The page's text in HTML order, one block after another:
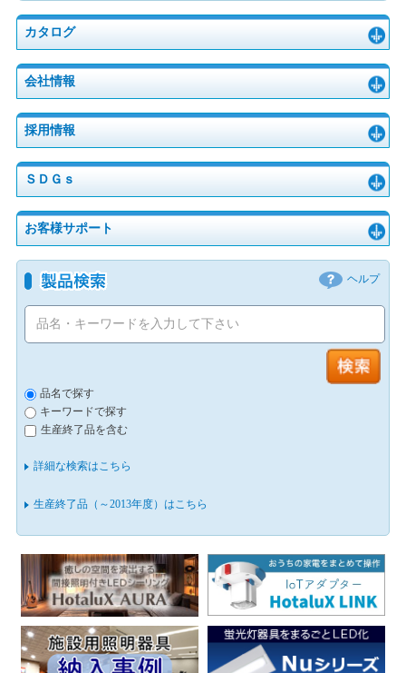
カタログ
会社情報
採用情報
ＳＤＧｓ
お客様サポート
ヘルプ
品名で探す
キーワードで探す
生産終了品を含む
詳細な検索はこちら
生産終了品（～2013年度）はこちら